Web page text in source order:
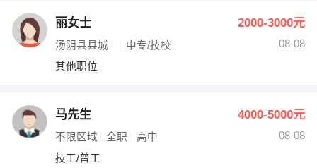
丽女士 2000-3000元
汤阴县县城 中专/技校
08-08
其他职位
马先生 4000-5000元
不限区域 全职 高中
08-08
技工/普工